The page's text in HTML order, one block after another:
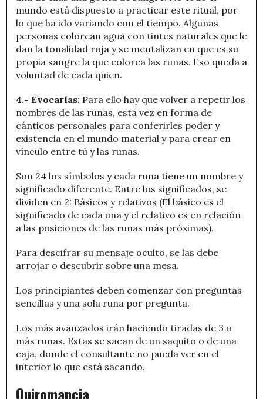
mundo está dispuesto a practicar este ritual, por
lo que ha ido variando con el tiempo. Algunas
personas colorean agua con tintes naturales que le
dan la tonalidad roja y se mentalizan en que es su
propia sangre la que colorea las runas. Eso queda a
voluntad de cada quien.
4.- Evocarlas: Para ello hay que volver a repetir los
nombres de las runas, esta vez en forma de
cánticos personales para conferirles poder y
existencia en el mundo material y para crear en
vínculo entre tú y las runas.
Son 24 los símbolos y cada runa tiene un nombre y
significado diferente. Entre los significados, se
dividen en 2: Básicos y relativos (El básico es el
significado de cada una y el relativo es en relación
a las posiciones de las runas más próximas).
Para descifrar su mensaje oculto, se las debe
arrojar o descubrir sobre una mesa.
Los principiantes deben comenzar con preguntas
sencillas y una sola runa por pregunta.
Los más avanzados irán haciendo tiradas de 3 o
más runas. Estas se sacan de un saquito o de una
caja, donde el consultante no pueda ver en el
interior lo que está sacando.
Quiromancia